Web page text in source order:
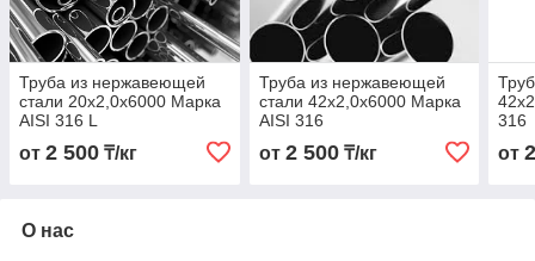
Труба из нержавеющей
стали 20х2,0х6000 Марка
AISI 316 L
от 2 500 ₸/кг
Труба из нержавеющей
стали 42х2,0х6000 Марка
AISI 316
от 2 500₸/кг
316
от
О нас